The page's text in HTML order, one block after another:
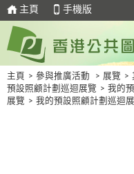
主頁 手機版
主頁 > 參與推廣活動 > 展覽 >
預設照顧計劃巡迴展覽 > 我的
展覽 > 我的預設照顧計劃巡迴